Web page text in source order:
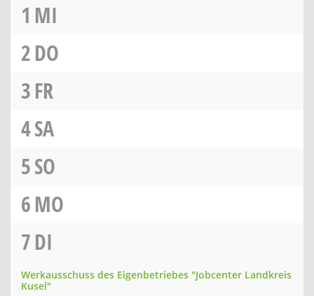
1 MI
2DO
3FR
4SA
5SO
6MO
7DI
Werkausschuss des Eigenbetriebes "Jobcenter Landkreis
Kusel"